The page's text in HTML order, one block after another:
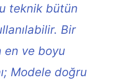
teknik bütün
Bir
en ve boyu
Modele doğru